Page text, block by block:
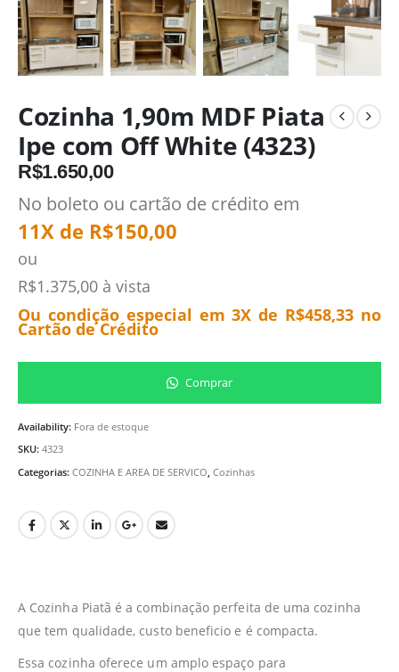
Cozinha 1,90m MDF Piata
Ipe com Off White (4323)
R$1.650,00
No boleto ou cartão de crédito em
11X de R$150,00
ou
R$1.375,00 à vista
Ou condição especial em 3X de R$458,33 no
Cartão de Crédito
Comprar
Availability: Fora de estoque
SKU: 4323
Categorias: COZINHA E AREA DE SERVICO, Cozinhas
A Cozinha Piatã é a combinação perfeita de uma cozinha
que tem qualidade, custo beneficio e é compacta.
Essa cozinha oferece um amplo espaço para